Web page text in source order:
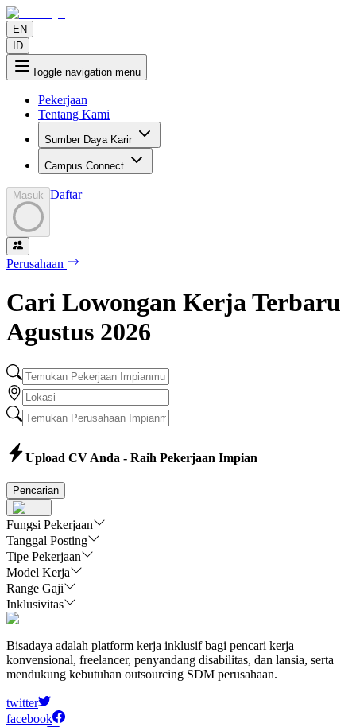
EN
ID
Toggle navigation menu
Pekerjaan
Tentang Kami
Sumber Daya Karir
Campus Connect
Masuk Daftar
Perusahaan
Cari Lowongan Kerja Terbaru
Agustus 2026
Upload CV Anda - Raih Pekerjaan Impian
Pencarian
Fungsi Pekerjaan
Tanggal Posting
Tipe Pekerjaan
Model Kerja
Range Gaji
Inklusivitas
Bisadaya adalah platform kerja inklusif bagi pencari kerja
konvensional, freelancer, penyandang disabilitas, dan lansia, serta
mendukung kebutuhan outsourcing SDM perusahaan.
twitter
facebook